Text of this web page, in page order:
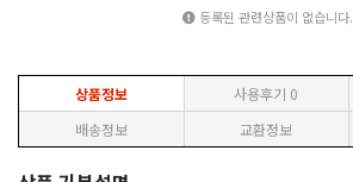
등록된 관련상품이 없습니다.
상품정보 사용후기 0
배송정보
교환정보